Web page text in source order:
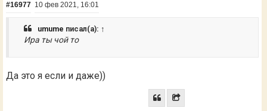
#16977 10 фев 2021, 16:01
umume писал(а): ↑
Ира ты чой то
Да это я если и даже))